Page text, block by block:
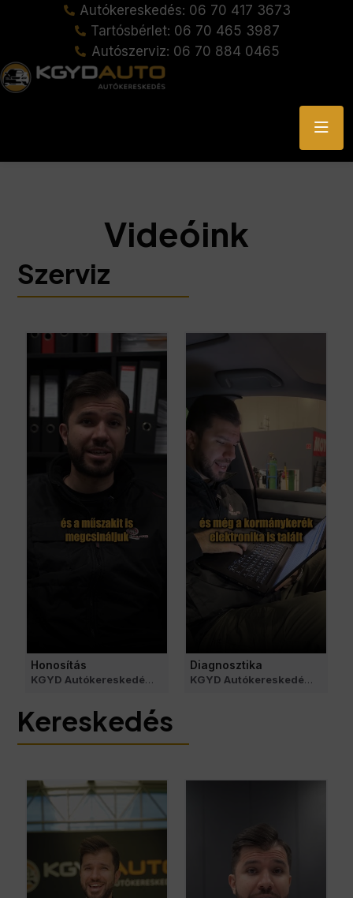
Autókereskedés: 06 70 417 3673
Tartósbérlet: 06 70 465 3987
Autószerviz: 06 70 884 0465
Videóink
Szerviz
• 9 months ago
Honosítás
KGYD Autókereskedés és Autószerviz • a month ago
Diagnosztika
KGYD Autókereskedés és Autószerviz
Kereskedés